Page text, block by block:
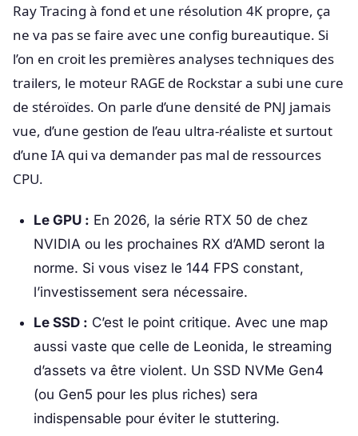
Ray Tracing à fond et une résolution 4K propre, ça
ne va pas se faire avec une config bureautique. Si
l’on en croit les premières analyses techniques des
trailers, le moteur RAGE de Rockstar a subi une cure
de stéroïdes. On parle d’une densité de PNJ jamais
vue, d’une gestion de l’eau ultra-réaliste et surtout
d’une IA qui va demander pas mal de ressources
CPU.
Le GPU : En 2026, la série RTX 50 de chez
NVIDIA ou les prochaines RX d’AMD seront la
norme. Si vous visez le 144 FPS constant,
l’investissement sera nécessaire.
Le SSD : C’est le point critique. Avec une map
aussi vaste que celle de Leonida, le streaming
d’assets va être violent. Un SSD NVMe Gen4
(ou Gen5 pour les plus riches) sera
indispensable pour éviter le stuttering.